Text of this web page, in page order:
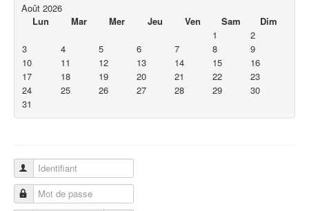
Août 2026
Lun
Mar Mer Jeu Ven Sam
Dim
1
2
3
4 5 6 7 8
9
10
11 12 13 14 15
16
17
18 19 20 21 22
23
24
25 26 27 28 29
30
31
Identifiant
Mot de passe